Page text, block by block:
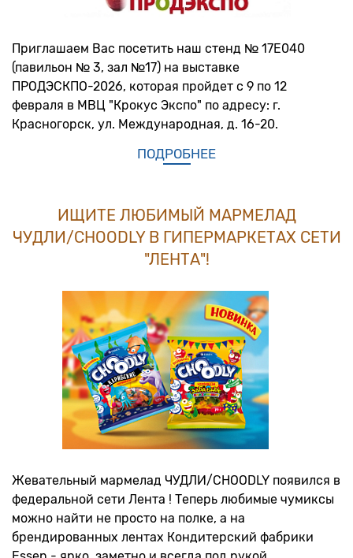
Приглашаем Вас посетить наш стенд № 17Е040
(павильон № 3, зал №17) на выставке
ПРОДЭСКПО-2026, которая пройдет с 9 по 12
февраля в МВЦ "Крокус Экспо" по адресу: г.
Красногорск, ул. Международная, д. 16-20.
ПОДРОБНЕЕ
ИЩИТЕ ЛЮБИМЫЙ МАРМЕЛАД
ЧУДЛИ/CHOODLY В ГИПЕРМАРКЕТАХ СЕТИ
"ЛЕНТА"!
Жевательный мармелад ЧУДЛИ/CHOODLY появился в
федеральной сети Лента ! Теперь любимые чумиксы
можно найти не просто на полке, а на
брендированных лентах Кондитерский фабрики